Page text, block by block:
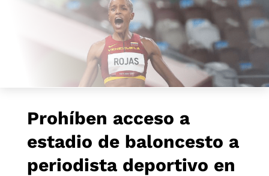
Prohíben acceso a
estadio de baloncesto a
periodista deportivo en